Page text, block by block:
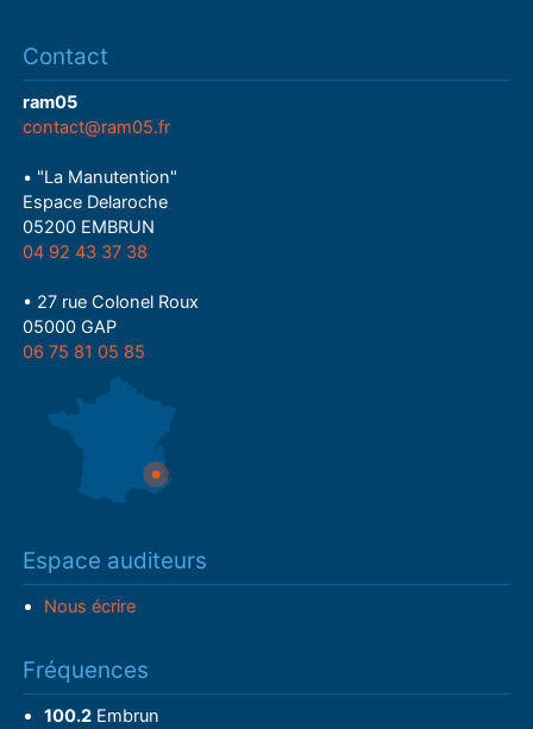
Contact
ram05
contact@ram05.fr
• "La Manutention"
Espace Delaroche
05200 EMBRUN
04 92 43 37 38
• 27 rue Colonel Roux
05000 GAP
06 75 81 05 85
Espace auditeurs
Nous écrire
Fréquences
100.2Embrun